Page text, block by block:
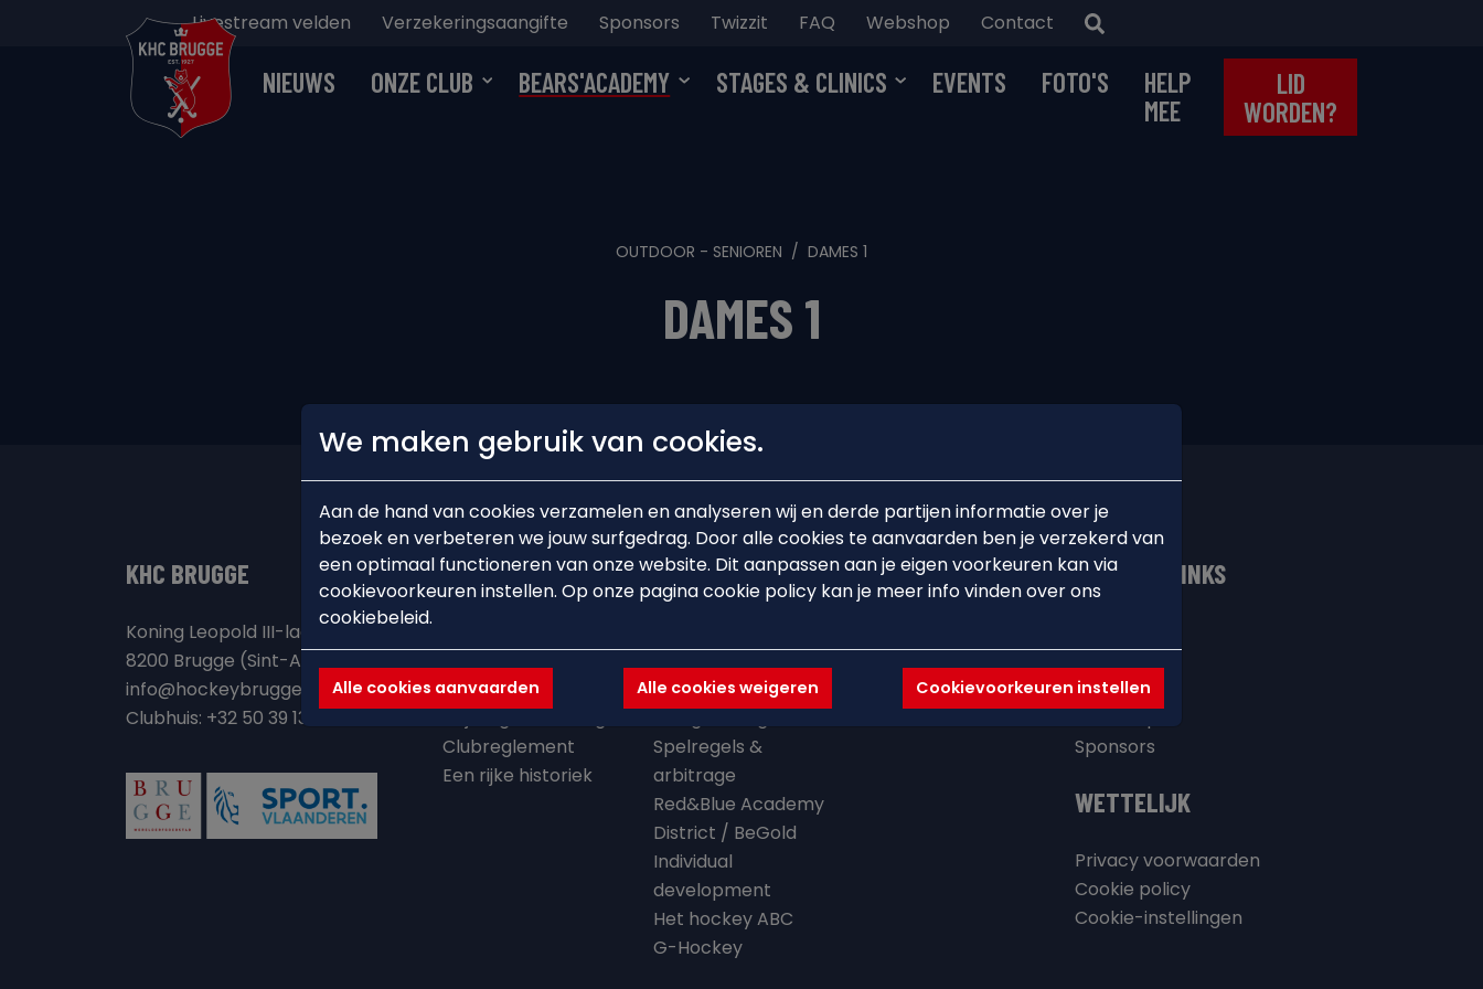
Livestream velden Verzekeringsaangifte Sponsors Twizzit FAQ Webshop Contact
NIEUWS ONZE CLUB BEARS'ACADEMY STAGES & CLINICS EVENTS FOTO'S
HELP
MEE
LID
WORDEN?
OUTDOOR - SENIOREN DAMES 1
DAMES 1
KHC BRUGGE
Koning Leopold III-laan 115a
8200 Brugge (Sint-Andries)
info@hockeybrugge.be
Clubhuis: +32 50 39 13 71
ONZE CLUB
Onze organisatie
Clubreglement
Een rijke historiek
BEARS'ACADEMY
Trainingsschema
Spelregels &
arbitrage
Red&Blue Academy
District / BeGold
Individual
development
Het hockey ABC
G-Hockey
EVENTS
Clinics
NUTTIGE LINKS
FAQ
Sponsors
WETTELIJK
Privacy voorwaarden
Cookie policy
Cookie-instellingen
We maken gebruik van cookies.
Aan de hand van cookies verzamelen en analyseren wij en derde partijen informatie over je
bezoek en verbeteren we jouw surfgedrag. Door alle cookies te aanvaarden ben je verzekerd van
een optimaal functioneren van onze website. Dit aanpassen aan je eigen voorkeuren kan via
cookievoorkeuren instellen. Op onze pagina cookie policy kan je meer info vinden over ons
cookiebeleid.
Alle cookies aanvaarden Alle cookies weigeren Cookievoorkeuren instellen